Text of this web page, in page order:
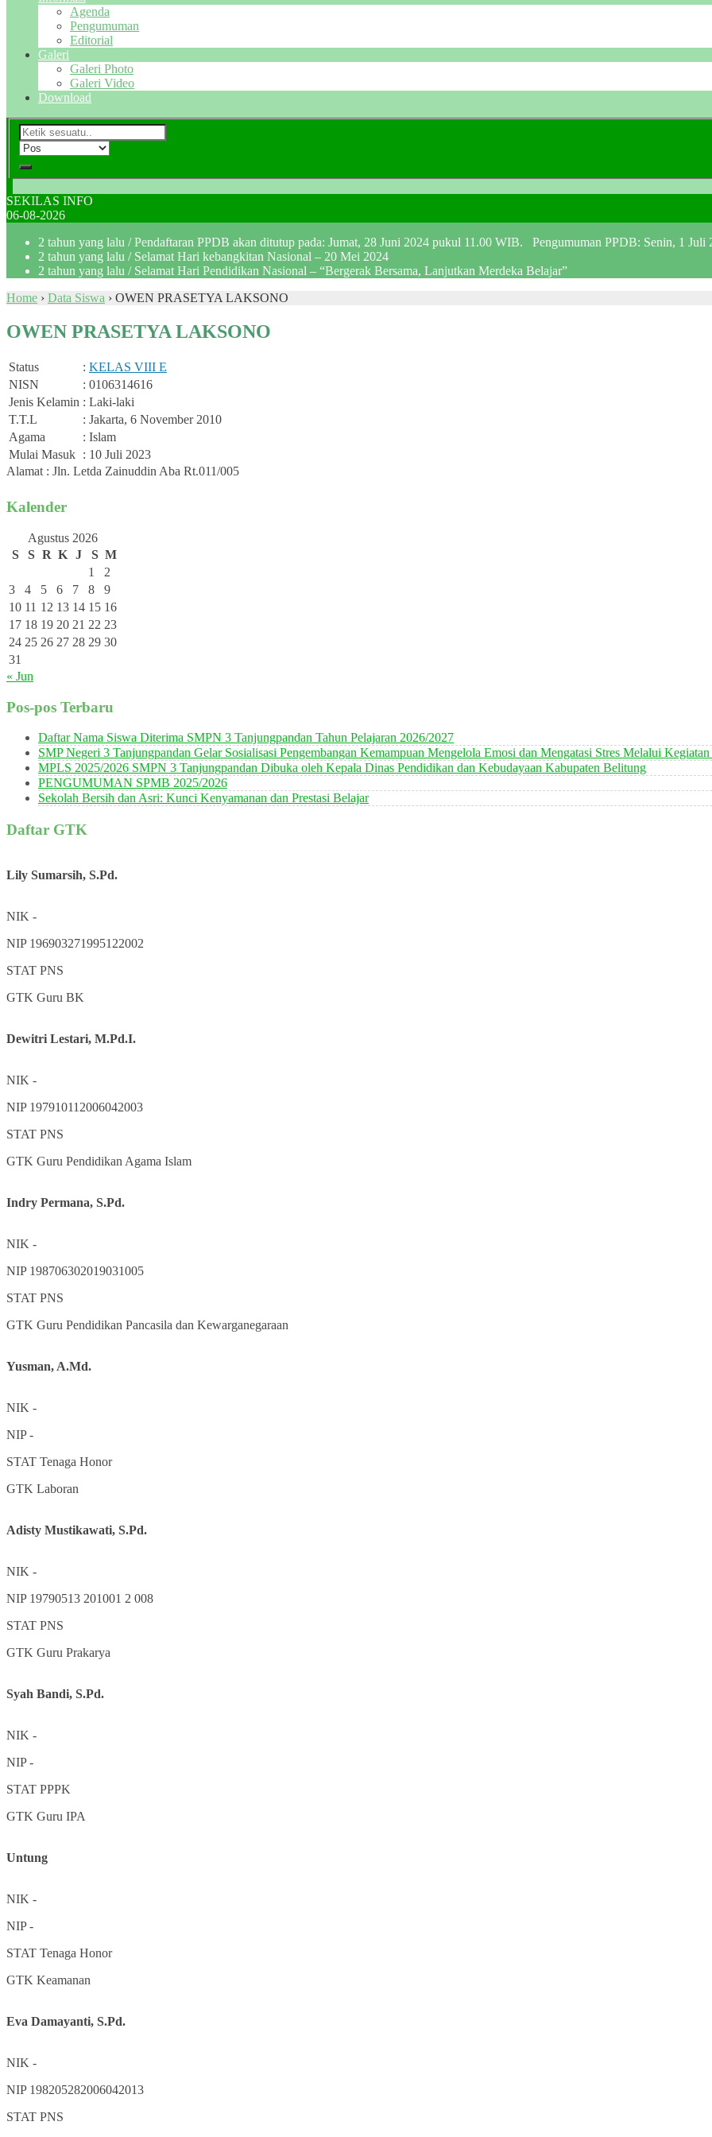
Agenda
Pengumuman
Editorial
Galeri
Galeri Photo
Galeri Video
Download
SEKILAS INFO
06-08-2026
2 tahun yang lalu / Pendaftaran PPDB akan ditutup pada: Jumat, 28 Juni 2024 pukul 11.00 WIB. Pengumuman PPDB: Senin, 1 Juli
2 tahun yang lalu / Selamat Hari kebangkitan Nasional – 20 Mei 2024
2 tahun yang lalu / Selamat Hari Pendidikan Nasional – “Bergerak Bersama, Lanjutkan Merdeka Belajar”
Home › Data Siswa › OWEN PRASETYA LAKSONO
OWEN PRASETYA LAKSONO
Status : KELAS VIII E
NISN
: 0106314616
Jenis Kelamin : Laki-laki
T.T.L
: Jakarta, 6 November 2010
Agama
: Islam
Mulai Masuk : 10 Juli 2023
Alamat : Jln. Letda Zainuddin Aba Rt.011/005
Kalender
Agustus 2026
S
S R K J S M
1
2
3
4 5 6 7 8
9
10 11 12 13 14 15 16
17 18 19 20 21 22 23
24 25 26 27 28 29 30
31
« Jun
Pos-pos Terbaru
Daftar Nama Siswa Diterima SMPN 3 Tanjungpandan Tahun Pelajaran 2026/2027
SMP Negeri 3 Tanjungpandan Gelar Sosialisasi Pengembangan Kemampuan Mengelola Emosi dan Mengatasi Stres Melalui
MPLS 2025/2026 SMPN 3 Tanjungpandan Dibuka oleh Kepala Dinas Pendidikan dan Kebudayaan Kabupaten Belitung
PENGUMUMAN SPMB 2025/2026
Sekolah Bersih dan Asri: Kunci Kenyamanan dan Prestasi Belajar
Daftar GTK
Lily Sumarsih, S.Pd.
NIK -
NIP 196903271995122002
STAT PNS
GTK Guru BK
Dewitri Lestari, M.Pd.I.
NIK -
NIP 197910112006042003
STAT PNS
GTK Guru Pendidikan Agama Islam
Indry Permana, S.Pd.
NIK -
NIP 198706302019031005
STAT PNS
GTK Guru Pendidikan Pancasila dan Kewarganegaraan
Yusman, A.Md.
NIK -
NIP-
STAT Tenaga Honor
GTK Laboran
Adisty Mustikawati, S.Pd.
NIK -
NIP 19790513 201001 2 008
STAT PNS
GTK Guru Prakarya
Syah Bandi, S.Pd.
NIK -
NIP-
STAT PPPK
GTK Guru IPA
Untung
NIK -
NIP-
STAT Tenaga Honor
GTK Keamanan
Eva Damayanti, S.Pd.
NIK -
NIP 198205282006042013
STAT PNS